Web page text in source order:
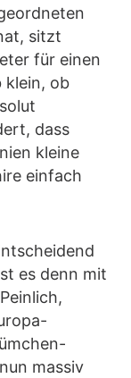
sitzt
für einen
klein, ob
dass
kleine
einfach
es denn mit
massiv